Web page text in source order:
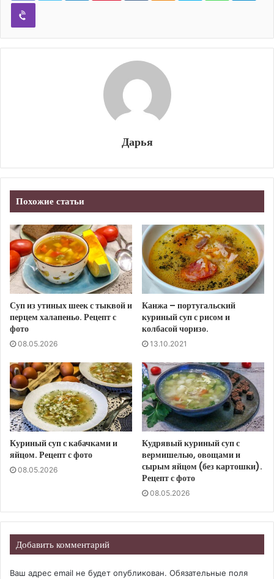
Viber
Дарья
Похожие статьи
Суп из утиных шеек с тыквой и
перцем халапеньо. Рецепт с
фото
08.05.2026
Канжа – португальский
куриный суп с рисом и
колбасой чоризо.
13.10.2021
Куриный суп с кабачками и
яйцом. Рецепт с фото
08.05.2026
Кудрявый куриный суп с
вермишелью, овощами и
сырым яйцом (без картошки).
Рецепт с фото
08.05.2026
Добавить комментарий
Ваш адрес email не будет опубликован. Обязательные поля